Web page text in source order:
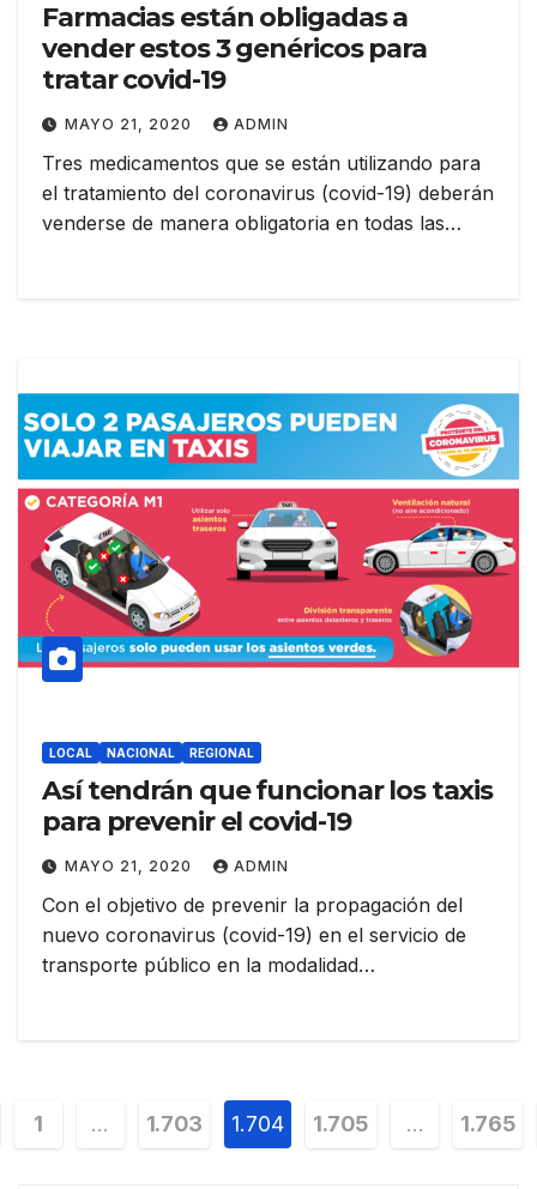
Farmacias están obligadas a
vender estos 3 genéricos para
tratar covid-19
MAYO 21, 2020 ADMIN
Tres medicamentos que se están utilizando para
el tratamiento del coronavirus (covid-19) deberán
venderse de manera obligatoria en todas las…
LOCAL NACIONAL REGIONAL
Así tendrán que funcionar los taxis
para prevenir el covid-19
MAYO 21, 2020 ADMIN
Con el objetivo de prevenir la propagación del
nuevo coronavirus (covid-19) en el servicio de
transporte público en la modalidad…
1 … 1.703 1.704 1.705 … 1.765